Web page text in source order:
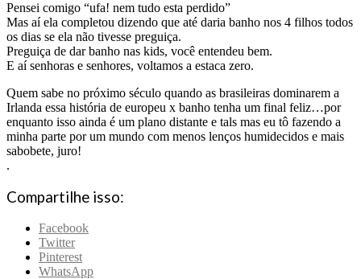
Pensei comigo “ufa! nem tudo esta perdido”
Mas aí ela completou dizendo que até daria banho nos 4 filhos todos
os dias se ela não tivesse preguiça.
Preguiça de dar banho nas kids, você entendeu bem.
E aí senhoras e senhores, voltamos a estaca zero.
Quem sabe no próximo século quando as brasileiras dominarem a
Irlanda essa história de europeu x banho tenha um final feliz…por
enquanto isso ainda é um plano distante e tals mas eu tô fazendo a
minha parte por um mundo com menos lenços humidecidos e mais
sabobete, juro!
.
Compartilhe isso:
Facebook
Twitter
Pinterest
WhatsApp